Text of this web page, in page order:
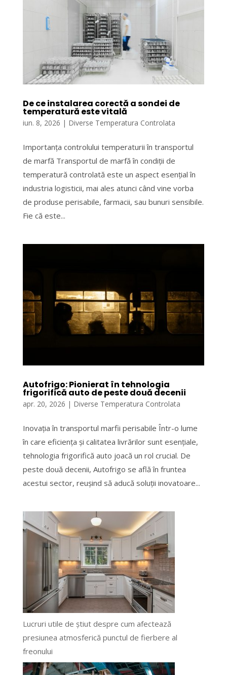
De ce instalarea corectă a sondei de
temperatură este vitală
iun. 8, 2026 | Diverse Temperatura Controlata
Importanța controlului temperaturii în transportul
de marfă Transportul de marfă în condiții de
temperatură controlată este un aspect esențial în
industria logisticii, mai ales atunci când vine vorba
de produse perisabile, farmacii, sau bunuri sensibile.
Fie că este...
Autofrigo: Pionierat în tehnologia
frigorifică auto de peste două decenii
apr. 20, 2026 | Diverse Temperatura Controlata
Inovația în transportul marfii perisabile Într-o lume
în care eficiența și calitatea livrărilor sunt esențiale,
tehnologia frigorifică auto joacă un rol crucial. De
peste două decenii, Autofrigo se află în fruntea
acestui sector, reușind să aducă soluții inovatoare...
Lucruri utile de știut despre cum afectează
presiunea atmosferică punctul de fierbere al
freonului